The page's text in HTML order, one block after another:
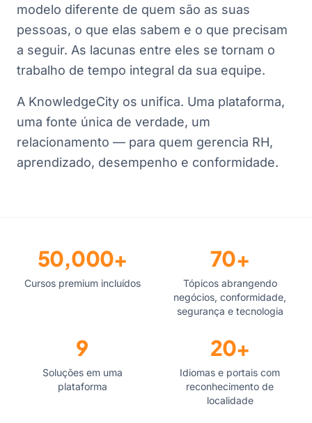
modelo diferente de quem são as suas
pessoas, o que elas sabem e o que precisam
a seguir. As lacunas entre eles se tornam o
trabalho de tempo integral da sua equipe.
A KnowledgeCity os unifica. Uma plataforma,
uma fonte única de verdade, um
relacionamento — para quem gerencia RH,
aprendizado, desempenho e conformidade.
50,000+
Cursos premium incluídos
70+
Tópicos abrangendo
negócios, conformidade,
segurança e tecnologia
9
Soluções em uma
plataforma
20+
Idiomas e portais com
reconhecimento de
localidade